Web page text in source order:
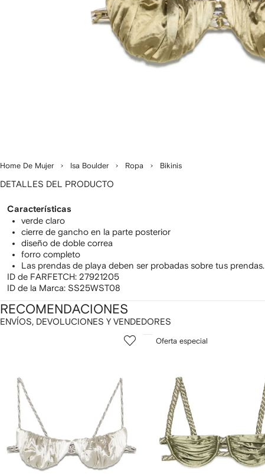
Home De Mujer Isa Boulder Ropa Bikinis
DETALLES DEL PRODUCTO
Características
verde claro
cierre de gancho en la parte posterior
diseño de doble correa
forro completo
Las prendas de playa deben ser probadas sobre tus prendas.
ID de FARFETCH: 27921205
ID de la Marca: SS25WST08
ENVÍOS, DEVOLUCIONES Y VENDEDORES
RECOMENDACIONES
2
de
Oferta especial